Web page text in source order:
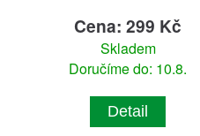
Cena: 299 Kč
Skladem
Doručíme do: 10.8.
Detail